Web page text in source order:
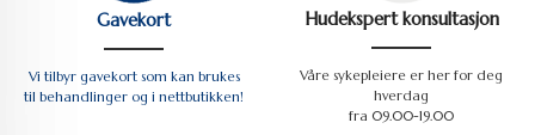
Gavekort
Vi tilbyr gavekort som kan brukes
til behandlinger og i nettbutikken!
Hudekspert konsultasjon
Våre sykepleiere er her for deg
hverdag
fra 09.00-19.00